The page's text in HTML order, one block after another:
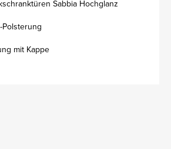
Sabbia Hochglanz
Polsterung
mit Kappe